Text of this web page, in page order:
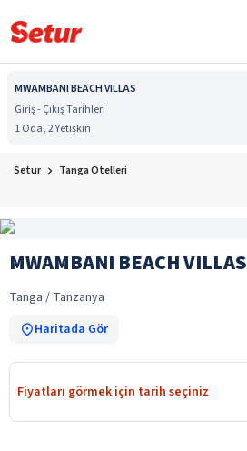
MWAMBANI BEACH VILLAS
Giriş - Çıkış Tarihleri
1 Oda, 2 Yetişkin
Setur Tanga Otelleri
MWAMBANI BEACH VILLAS
Tanga / Tanzanya
Haritada Gör
Fiyatları görmek için tarih seçiniz